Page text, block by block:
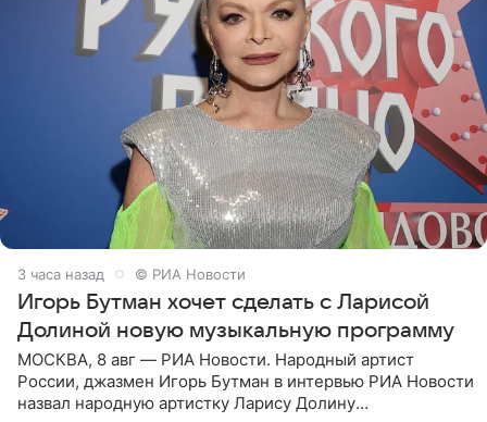
3 часа назад © РИА Новости
Игорь Бутман хочет сделать с Ларисой
Долиной новую музыкальную программу
МОСКВА, 8 авг — РИА Новости. Народный артист
России, джазмен Игорь Бутман в интервью РИА Новости
назвал народную артистку Ларису Долину